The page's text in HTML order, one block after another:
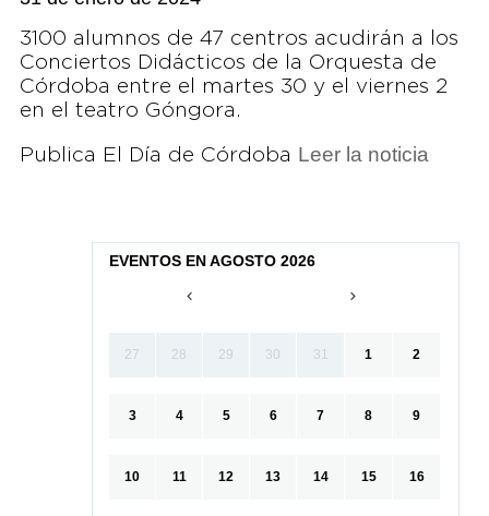
3100 alumnos de 47 centros acudirán a los
Conciertos Didácticos de la Orquesta de
Córdoba entre el martes 30 y el viernes 2
en el teatro Góngora.
Publica El Día de Córdoba Leer la noticia
EVENTOS EN AGOSTO 2026
27 28 29 30 31 1 2
3 4 5 6 7 8 9
10 11 12 13 14 15 16